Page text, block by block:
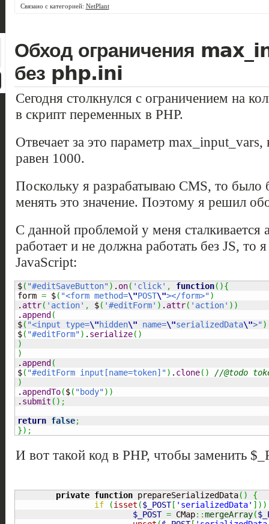
Связано с категорией: NetPlant
Обход ограничения
без php.ini
Сегодня столкнулся с ограничением на
в скрипт переменных в PHP.
Отвечает за это параметр
равен 1000.
Поскольку я разрабатываю CMS, то было
менять это значение. Поэтому я решил
С данной проблемой у меня
работает и не должна работать без JS, то
JavaScript:
$( "#editSaveButton") . on( 'click' , function( ){
form = $( "<form method=\"POST\"></form>")
. attr( 'action' , $( '#editForm' ) . attr( 'action' ) )
. append (
$( "<input type=\"hidden\" name=\"serializedData\">")
$( "#editForm") . serialize( )
)
)
. append (
$( "#editForm input[name=token]") . clone( )
//@todo
)
. appendTo($( "body") )
. submit ( ) ;
return false;
}) ;
И вот такой код в PHP, чтобы заменить
private function prepareSerializedData( )
{
if
(isset ($_POST[ 'serializedData' ] ) )
$_POST = CMap::mergeArray(